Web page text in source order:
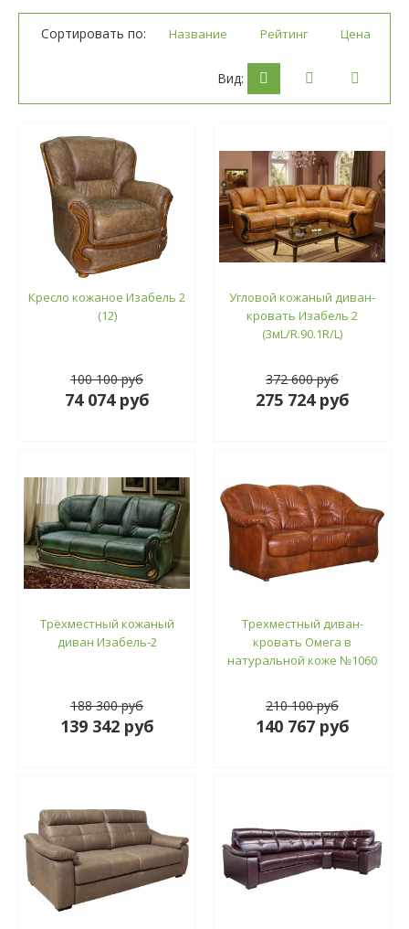
Сортировать по: Название Рейтинг Цена
Вид:
Кресло кожаное Изабель 2
(12)
100 100 руб
74 074 руб
Угловой кожаный диван-
кровать Изабель 2
(3мL/R.90.1R/L)
372 600 руб
275 724 руб
Трёхместный кожаный
диван Изабель-2
188 300 руб
139 342 руб
Трехместный диван-
кровать Омега в
натуральной коже №1060
210 100 руб
140 767 руб